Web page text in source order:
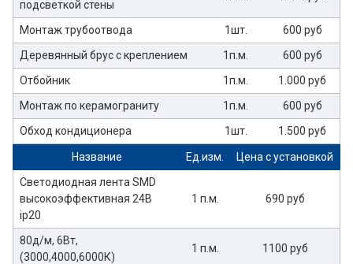
подсветкой стены
Монтаж трубоотвода 1шт.
600 руб
Деревянный брус с креплением
1п.м.
600 руб
Отбойник
1п.м.
1.000 руб
Монтаж по керамограниту
1п.м.
600 руб
Обход кондиционера
1шт. 1.500 руб
Название Ед.изм.
Цена с установкой
Светодиодная лента SMD
высокоэффективная 24В
ip20
1 п.м. 690 руб
80д/м, 6Вт,
(3000,4000,6000К)
1 п.м. 1100 руб